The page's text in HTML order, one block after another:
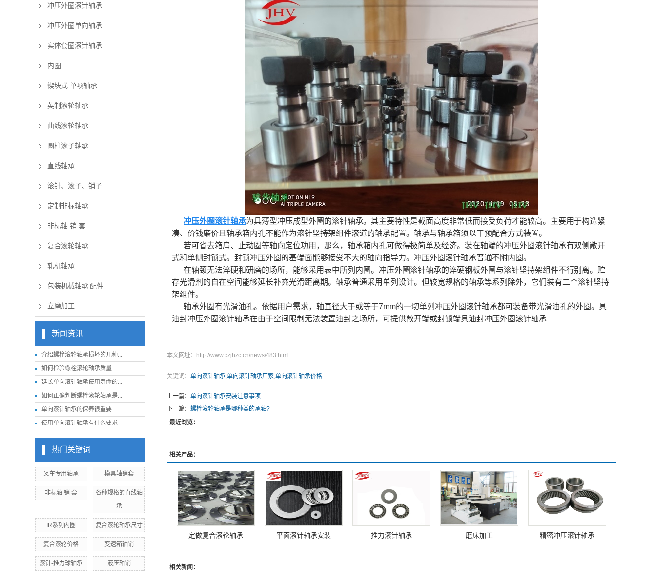
冲压外圈滚针轴承
冲压外圈单向轴承
实体套圈滚针轴承
内圈
锲块式 单项轴承
英制滚轮轴承
曲线滚轮轴承
圆柱滚子轴承
直线轴承
滚针、滚子、销子
定制非标轴承
非标轴 销 套
复合滚轮轴承
轧机轴承
包装机械轴承|配件
立磨加工
新闻资讯
介绍螺栓滚轮轴承损坏的几种...
如何检验螺栓滚轮轴承质量
延长单向滚针轴承使用寿命的...
如何正确判断螺栓滚轮轴承是...
单向滚针轴承的保养很重要
使用单向滚针轴承有什么要求
热门关键词
叉车专用轴承 模具轴销套
非标轴 销 套
各种规格的直线轴
承
IR系列内圈 复合滚轮轴承尺寸
复合滚轮价格 变速箱轴销
滚针-推力球轴承 液压轴销
冲压外圈滚针轴承为具薄型冲压成型外圈的滚针轴承。其主要特性是截面高度非常低而接受负荷才能较高。主要用于构造紧
凑、价钱廉价且轴承箱内孔不能作为滚针坚持架组件滚道的轴承配置。轴承与轴承箱须以干预配合方式装置。
若可省去箱肩、止动圈等轴向定位功用，那么，轴承箱内孔可做得极简单及经济。装在轴端的冲压外圈滚针轴承有双侧敞开
式和单侧封锁式。封锁冲压外圈的基端面能够接受不大的轴向指导力。冲压外圈滚针轴承普通不附内圈。
在轴颈无法淬硬和研磨的场所，能够采用表中所列内圈。冲压外圈滚针轴承的淬硬钢板外圈与滚针坚持架组件不行别离。贮
存光滑剂的自在空间能够延长补充光滑距离期。轴承普通采用单列设计。但较宽规格的轴承等系列除外，它们装有二个滚针坚持
架组件。
轴承外圈有光滑油孔。依据用户需求，轴直径大于或等于7mm的一切单列冲压外圈滚针轴承都可装备带光滑油孔的外圈。具
油封冲压外圈滚针轴承在由于空间限制无法装置油封之场所，可提供敞开端或封锁端具油封冲压外圈滚针轴承
本文网址：http://www.czjhzc.cn/news/483.html
关键词： 单向滚针轴承,单向滚针轴承厂家,单向滚针轴承价格
上一篇： 单向滚针轴承安装注意事项
下一篇： 螺栓滚轮轴承是哪种类的承轴?
最近浏览：
相关产品：
定做复合滚轮轴承 平面滚针轴承安装 推力滚针轴承 磨床加工 精密冲压滚针轴承
相关新闻：